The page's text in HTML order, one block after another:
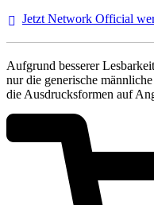
Jetzt Network Official
Aufgrund besserer
nur die generische
die Ausdrucksformen auf